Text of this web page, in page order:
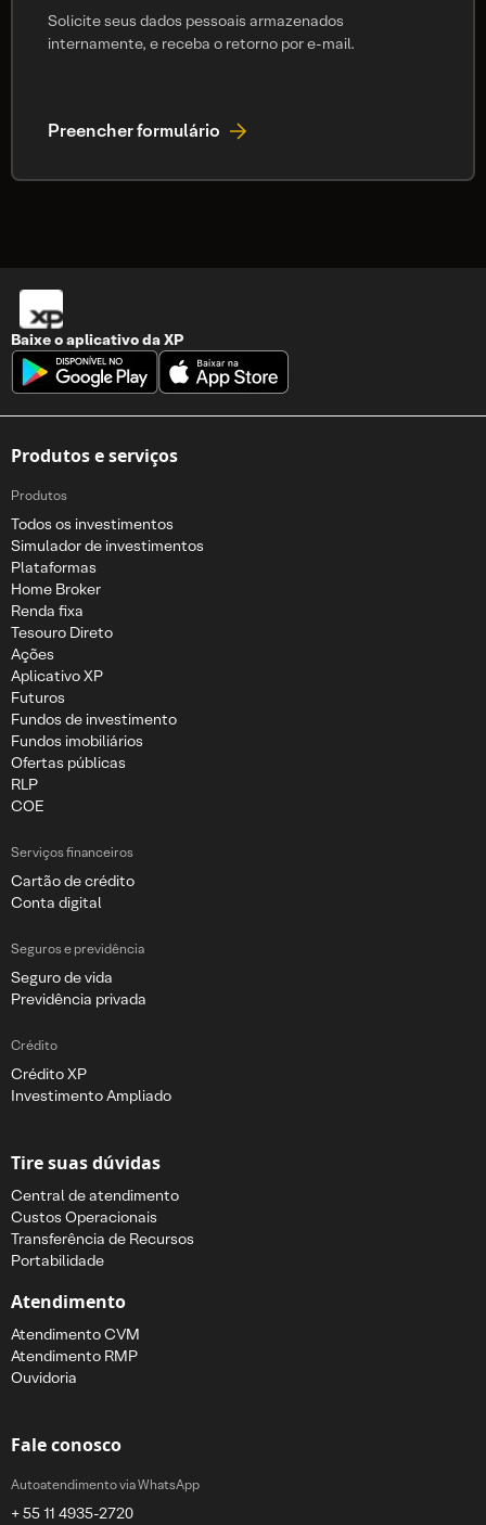
Solicite seus dados pessoais armazenados
internamente, e receba o retorno por e-mail.
Preencher formulário
Baixe o aplicativo daXP
Produtos e serviços
Produtos
Todos os investimentos
Simulador de investimentos
Plataformas
Home Broker
Renda fixa
Tesouro Direto
Ações
Aplicativo XP
Futuros
Fundos de investimento
Fundos imobiliários
Ofertas públicas
RLP
COE
Serviços financeiros
Cartão de crédito
Conta digital
Seguros e previdência
Seguro de vida
Previdência privada
Crédito
Crédito XP
Investimento Ampliado
Tire suas dúvidas
Central de atendimento
Custos Operacionais
Transferência de Recursos
Portabilidade
Atendimento
Atendimento CVM
Atendimento RMP
Ouvidoria
Fale conosco
Autoatendimento via WhatsApp
+ 55 11 4935-2720